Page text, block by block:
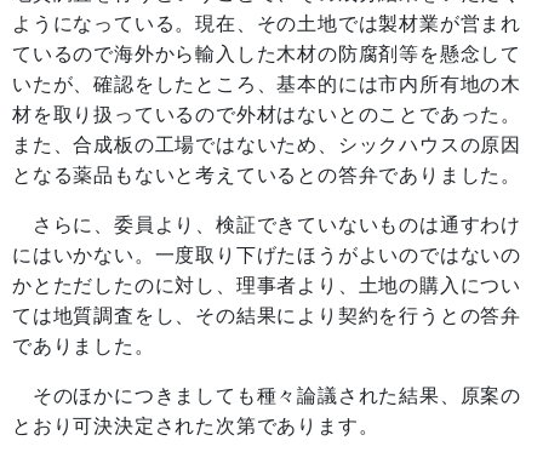
ようになっている。現在、その土地では製材業が営まれ
ているので海外から輸入した木材の防腐剤等を懸念して
いたが、確認をしたところ、基本的には市内所有地の木
材を取り扱っているので外材はないとのことであった。
また、合成板の工場ではないため、シックハウスの原因
となる薬品もないと考えているとの答弁でありました。
さらに、委員より、検証できていないものは通すわけ
にはいかない。一度取り下げたほうがよいのではないの
かとただしたのに対し、理事者より、土地の購入につい
ては地質調査をし、その結果により契約を行うとの答弁
でありました。
そのほかにつきましても種々論議された結果、原案の
とおり可決決定された次第であります。